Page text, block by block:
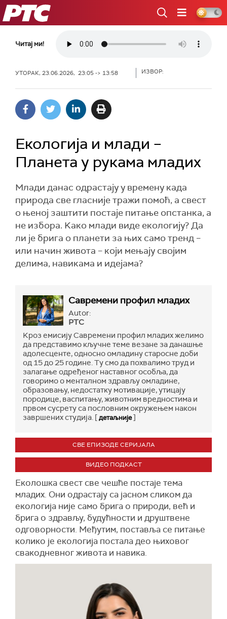
РТС
Читај ми!
УТОРАК, 23.06.2026, 23:05 -> 13:58 ИЗВОР:
Екологија и млади –
Планета у рукама младих
Млади данас одрастају у времену када
природа све гласније тражи помоћ, а свест
о њеној заштити постаје питање опстанка, а
не избора. Kако млади виде екологију? Да
ли је брига о планети за њих само тренд –
или начин живота – који мењају својим
делима, навикама и идејама?
Савремени профил младих
Autor:
РТС
Kроз емисију Савремени профил младих желимо
да представимо кључне теме везане за данашње
адолесценте, односно омладину старосне доби
од 15 до 25 године. Ту смо да похвалимо труд и
залагање одређеног наставног особља, да
говоримо о менталном здрављу омладине,
образовању, недостатку мотивације, утицају
породице, васпитању, животним вредностима и
првом сусрету са пословним окружењем након
завршених студија. [детаљније]
СВЕ ЕПИЗОДЕ СЕРИЈАЛА
ВИДЕО ПОДКАСТ
Еколошка свест све чешће постаје тема
младих. Они одрастају са јасном сликом да
екологија није само брига о природи, већ и
брига о здрављу, будућности и друштвене
одговорности. Међутим, поставља се питање
колико је екологија постала део њиховог
свакодневног живота и навика.